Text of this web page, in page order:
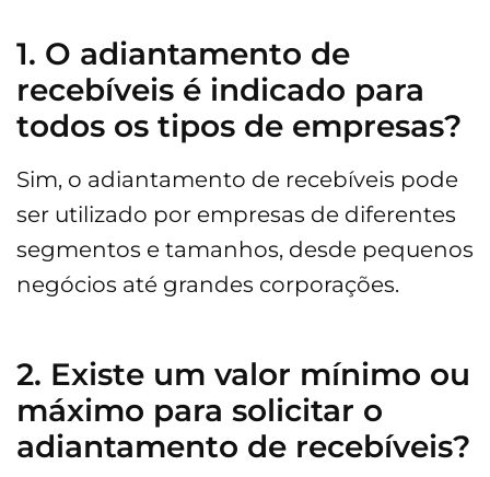
1. O adiantamento de
recebíveis é indicado para
todos os tipos de empresas?
Sim, o adiantamento de recebíveis pode
ser utilizado por empresas de diferentes
segmentos e tamanhos, desde pequenos
negócios até grandes corporações.
2. Existe um valor mínimo ou
máximo para solicitar o
adiantamento de recebíveis?